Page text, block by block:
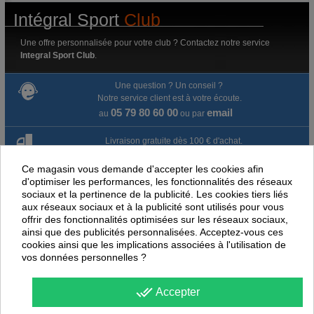
Intégral Sport Club
Une offre personnalisée pour votre club ? Contactez notre service
Integral Sport Club
Une question ? Un conseil ?
Notre service client est à votre écoute.
au 05 79 80 60 00ou par email
Livraison gratuite dès 100 € d'achat.
Paiement en ligne 100% sécurisé
Paiement par virement
Satisfait ou remboursé jusqu'à 60 jours
PEUVENT ÉGALEMENT VOUS INTÉRESSER
-28% -45
Ce magasin vous demande d'accepter les cookies afin
d'optimiser les performances, les fonctionnalités des réseaux
sociaux et la pertinence de la publicité. Les cookies tiers liés
aux réseaux sociaux et à la publicité sont utilisés pour vous
offrir des fonctionnalités optimisées sur les réseaux sociaux,
ainsi que des publicités personnalisées. Acceptez-vous ces
cookies ainsi que les implications associées à l'utilisation de
vos données personnelles ?
done_all Accepter